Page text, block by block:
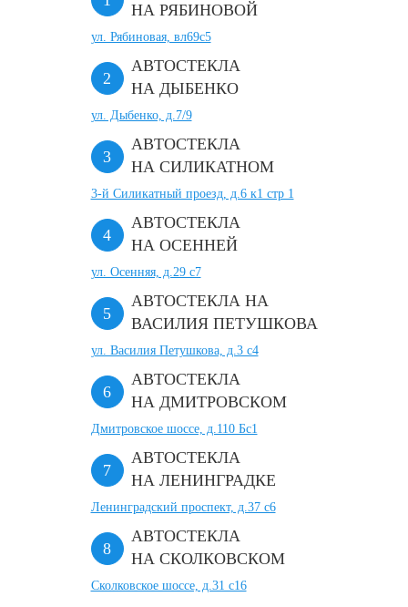
НА РЯБИНОВОЙ
ул. Рябиновая, вл69с5
АВТОСТЕКЛА
НА ДЫБЕНКО
ул. Дыбенко, д.7/9
АВТОСТЕКЛА
НА СИЛИКАТНОМ
3-й Силикатный проезд, д.6 к1 стр 1
АВТОСТЕКЛА
НА ОСЕННЕЙ
ул. Осенняя, д.29 с7
АВТОСТЕКЛА НА
ВАСИЛИЯ ПЕТУШКОВА
ул. Василия Петушкова, д.3 с4
АВТОСТЕКЛА
НА ДМИТРОВСКОМ
Дмитровское шоссе, д.110 Бс1
АВТОСТЕКЛА
НА ЛЕНИНГРАДКЕ
Ленинградский проспект, д.37 c6
АВТОСТЕКЛА
НА СКОЛКОВСКОМ
Сколковское шоссе, д.31 с16